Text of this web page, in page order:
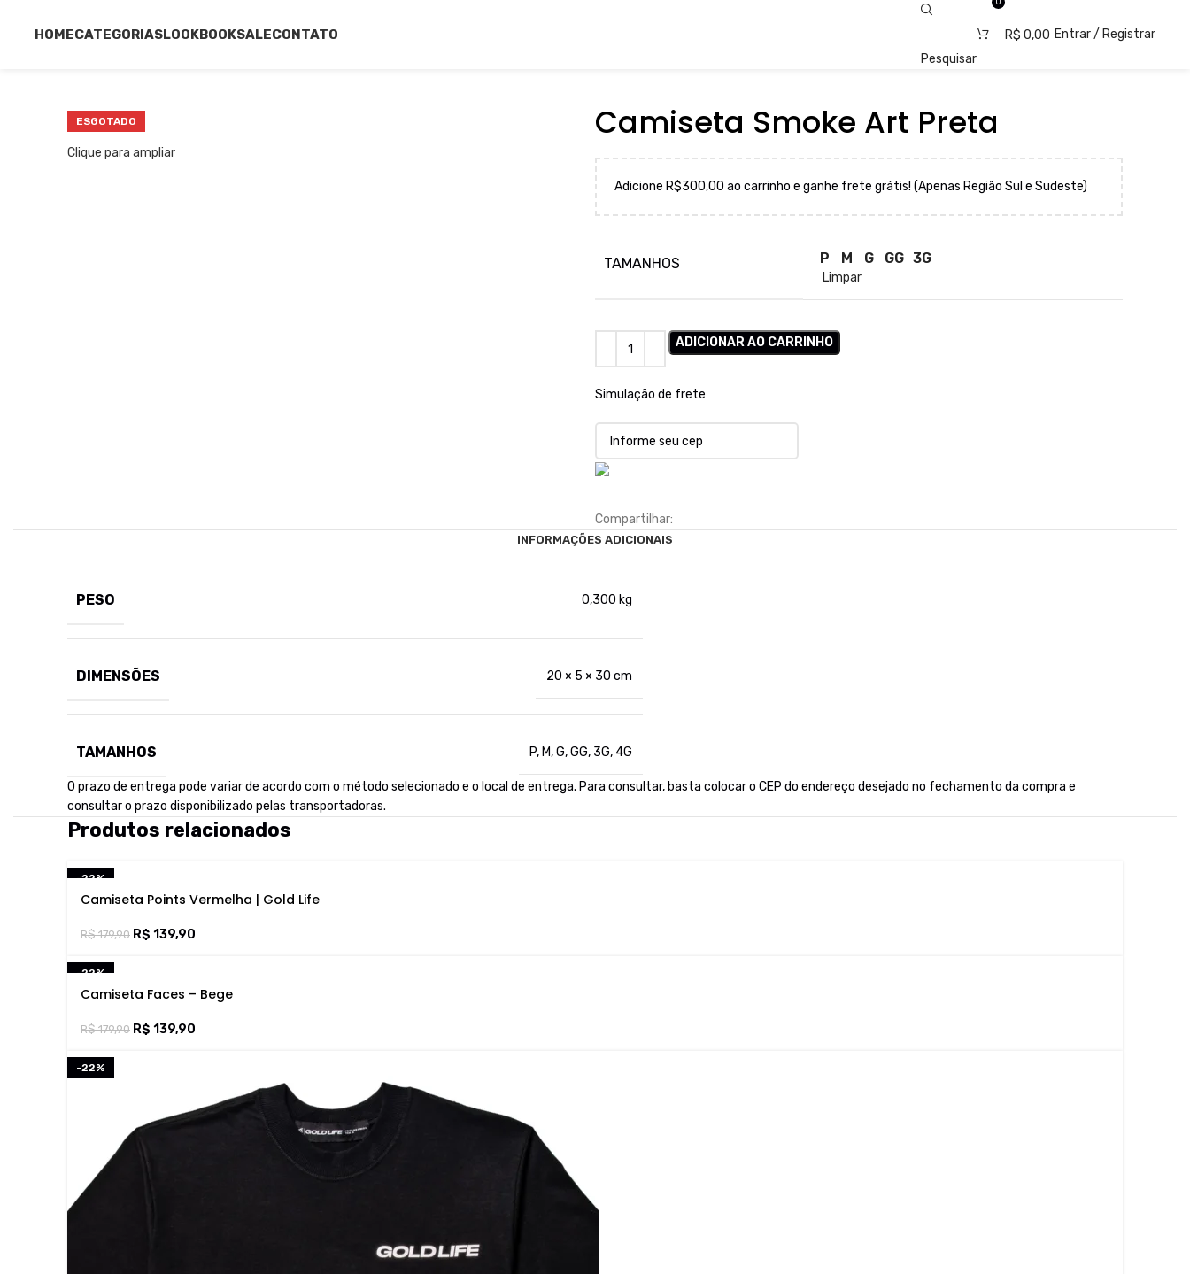
HOMECATEGORIASLOOKBOOKSALECONTATO
Pesquisar
0
R$ 0,00 Entrar / Registrar
ESGOTADO
Clique para ampliar
Camiseta Smoke Art Preta
Adicione R$300,00 ao carrinho e ganhe frete grátis! (Apenas Região Sul e Sudeste)
TAMANHOS P M G GG 3G
Limpar
ADICIONAR AO CARRINHO
Simulação de frete
Compartilhar:
INFORMAÇÕES ADICIONAIS
PESO 0,300 kg
DIMENSÕES 20 × 5 × 30 cm
TAMANHOS P, M, G, GG, 3G, 4G
O prazo de entrega pode variar de acordo com o método selecionado e o local de entrega. Para consultar, basta colocar o CEP do endereço desejado no fechamento da compra e
consultar o prazo disponibilizado pelas transportadoras.
Produtos relacionados
-22%
Camiseta Points Vermelha | Gold Life
R$179,90 R$ 139,90
-22%
Camiseta Faces – Bege
R$179,90 R$ 139,90
-22%